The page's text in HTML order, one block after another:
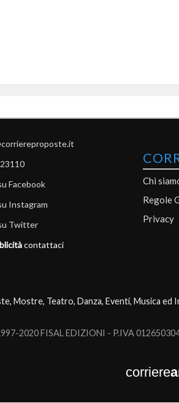
Facebook
Instagram
Twitter
contattaci
Chi
Regole
Privacy
Mostre, Teatro, Danza, Eventi, Musica ed
2020 FISAL EDIZIONI - P.IVA
corriere